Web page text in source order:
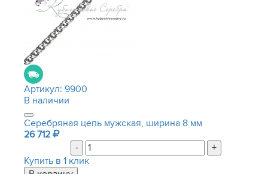
Артикул: 9900
В наличии
Серебряная цепь мужская, ширина 8 мм
26 712
-
+
Купить в 1 клик